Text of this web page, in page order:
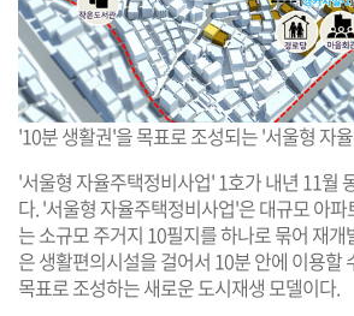
'10분 생활권'을 목표로 조성되는 '서울형 자
'서울형 자율주택정비사업' 1호가 내년 11월
다. '서울형 자율주택정비사업'은 대규모 아파
는 소규모 주거지 10필지를 하나로 묶어 재
은 생활편의시설을 걸어서 10분 안에 이용할
목표로 조성하는 새로운 도시재생 모델이다.